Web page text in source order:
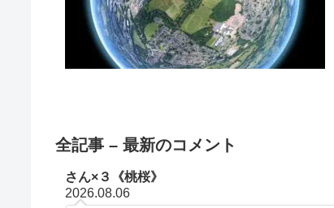
全記事 – 最新のコメント
さん×３《桃桜》
2026.08.06